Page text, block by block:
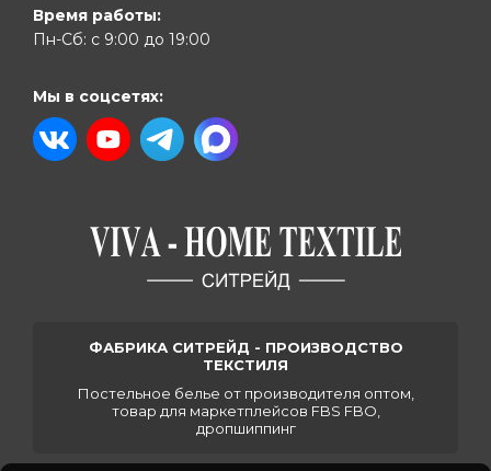
ФАБРИКА СИТРЕЙД - ПРОИЗВОДСТВО
ТЕКСТИЛЯ
Постельное белье от производителя оптом,
товар для маркетплейсов FBS FBO,
дропшиппинг
Время работы:
Пн-Сб: с 9:00 до 19:00
Мы в соцсетях: